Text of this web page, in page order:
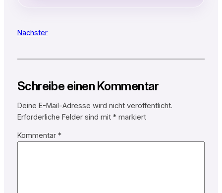
Nächster
Schreibe einen Kommentar
Deine E-Mail-Adresse wird nicht veröffentlicht.
Erforderliche Felder sind mit *markiert
Kommentar *